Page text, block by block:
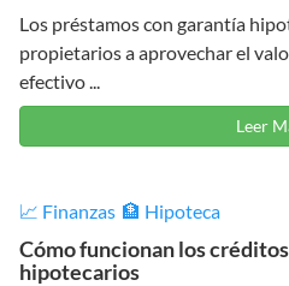
Los préstamos con garantía
propietarios a aprovechar el
efectivo ...
Leer
📈 Finanzas 🏦 Hipoteca
Cómo funcionan los
hipotecarios